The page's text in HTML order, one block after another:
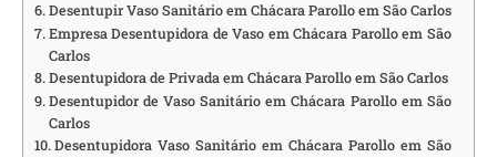
Desentupir Vaso Sanitário em Chácara Parollo em São Carlos
Empresa Desentupidora de Vaso em Chácara Parollo em São
Carlos
Desentupidora de Privada em Chácara Parollo em São Carlos
Desentupidor de Vaso Sanitário em Chácara Parollo em São
Carlos
Desentupidora Vaso Sanitário em Chácara Parollo em São